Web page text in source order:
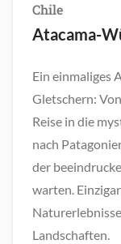
Chile
Atacama-
Ein einmaliges
Gletschern:
Reise in die
nach
der
warten.
Landschaften.